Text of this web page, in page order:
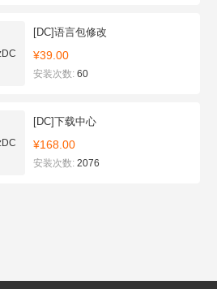
[DC]语言包修改
¥39.00
安装次数: 60
[DC]下载中心
¥168.00
安装次数: 2076